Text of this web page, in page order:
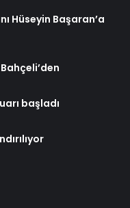
Hüseyin Başaran’a
başladı